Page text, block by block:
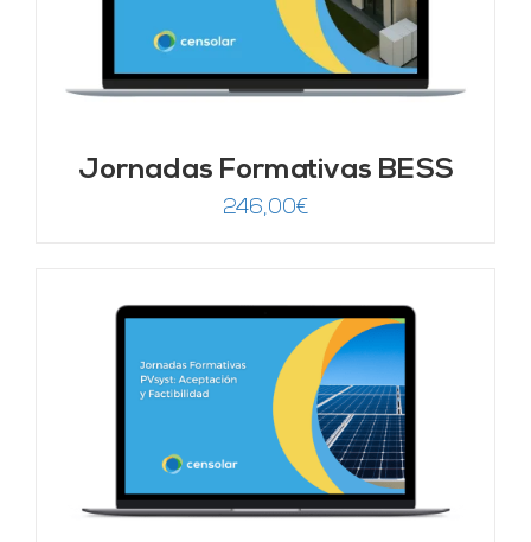
Jornadas Formativas BESS
246,00€